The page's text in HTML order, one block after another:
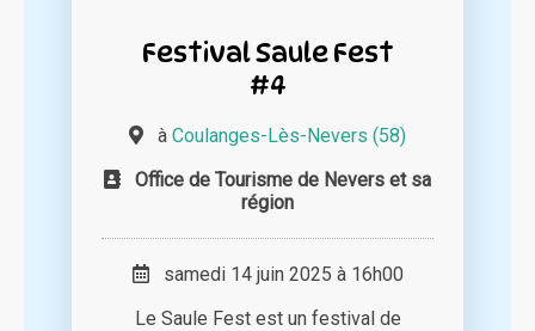
Festival Saule Fest
#4
à Coulanges-Lès-Nevers (58)
Office de Tourisme de Nevers et sa
région
samedi 14 juin 2025 à 16h00
Le Saule Fest est un festival de